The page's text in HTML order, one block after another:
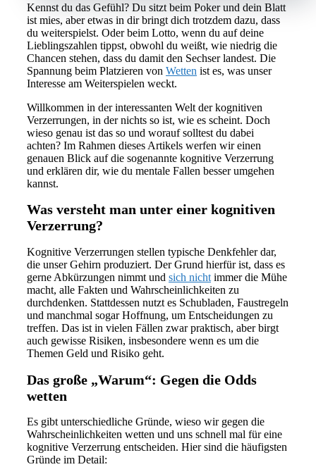
Kennst du das Gefühl? Du sitzt beim Poker und dein Blatt
ist mies, aber etwas in dir bringt dich trotzdem dazu, dass
du weiterspielst. Oder beim Lotto, wenn du auf deine
Lieblingszahlen tippst, obwohl du weißt, wie niedrig die
Chancen stehen, dass du damit den Sechser landest. Die
Spannung beim Platzieren von Wetten ist es, was unser
Interesse am Weiterspielen weckt.
Willkommen in der interessanten Welt der kognitiven
Verzerrungen, in der nichts so ist, wie es scheint. Doch
wieso genau ist das so und worauf solltest du dabei
achten? Im Rahmen dieses Artikels werfen wir einen
genauen Blick auf die sogenannte kognitive Verzerrung
und erklären dir, wie du mentale Fallen besser umgehen
kannst.
Was versteht man unter einer kognitiven
Verzerrung?
Kognitive Verzerrungen stellen typische Denkfehler dar,
die unser Gehirn produziert. Der Grund hierfür ist, dass es
gerne Abkürzungen nimmt und sich nicht immer die Mühe
macht, alle Fakten und Wahrscheinlichkeiten zu
durchdenken. Stattdessen nutzt es Schubladen, Faustregeln
und manchmal sogar Hoffnung, um Entscheidungen zu
treffen. Das ist in vielen Fällen zwar praktisch, aber birgt
auch gewisse Risiken, insbesondere wenn es um die
Themen Geld und Risiko geht.
Das große „Warum“: Gegen die Odds
wetten
Es gibt unterschiedliche Gründe, wieso wir gegen die
Wahrscheinlichkeiten wetten und uns schnell mal für eine
kognitive Verzerrung entscheiden. Hier sind die häufigsten
Gründe im Detail: